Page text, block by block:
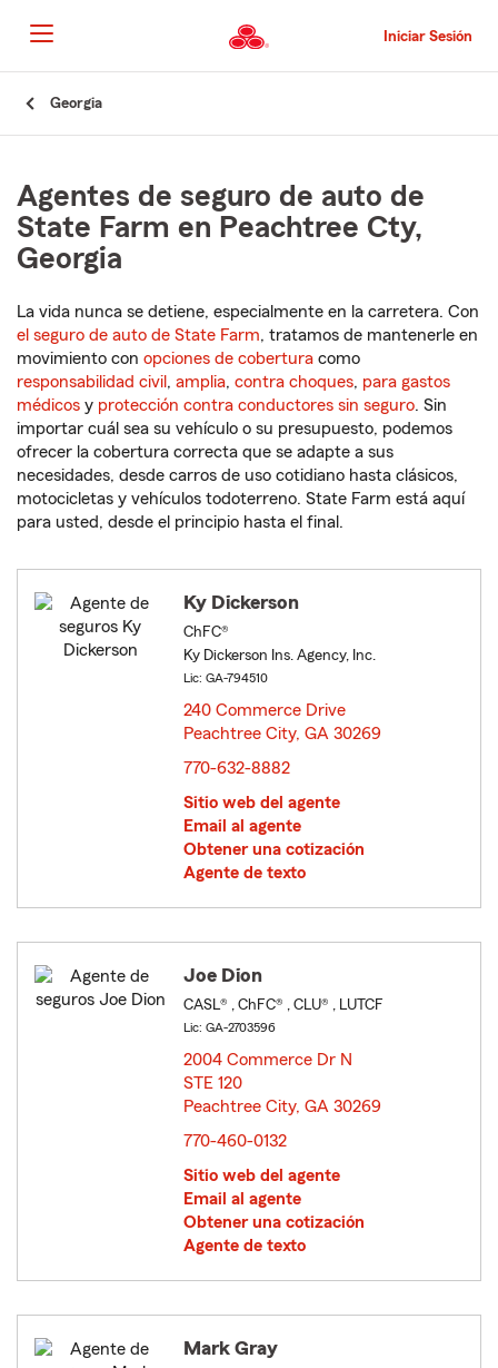
al
contenido
principal
Iniciar Sesión
Georgia
Agentes de seguro de auto de
State Farm en Peachtree Cty,
Georgia
La vida nunca se detiene, especialmente en la carretera. Con
el seguro de auto de State Farm, tratamos de mantenerle en
movimiento con opciones de cobertura como
responsabilidad civil , amplia, contra choques, para gastos
médicos y protección contra conductores sin seguro. Sin
importar cuál sea su vehículo o su presupuesto, podemos
ofrecer la cobertura correcta que se adapte a sus
necesidades, desde carros de uso cotidiano hasta clásicos,
motocicletas y vehículos todoterreno. State Farm está aquí
para usted, desde el principio hasta el final.
Ky Dickerson
ChFC®
Ky Dickerson Ins. Agency, Inc.
Lic: GA-794510
240 Commerce Drive
Peachtree City, GA 30269
770-632-8882
Sitio web del agente
Email al agente
Obtener una cotización
Agente de texto
Joe Dion
CASL® , ChFC® , CLU® , LUTCF
Lic: GA-2703596
2004 Commerce Dr N
STE 120
Peachtree City, GA 30269
770-460-0132
Sitio web del agente
Email al agente
Obtener una cotización
Agente de texto
Mark Gray